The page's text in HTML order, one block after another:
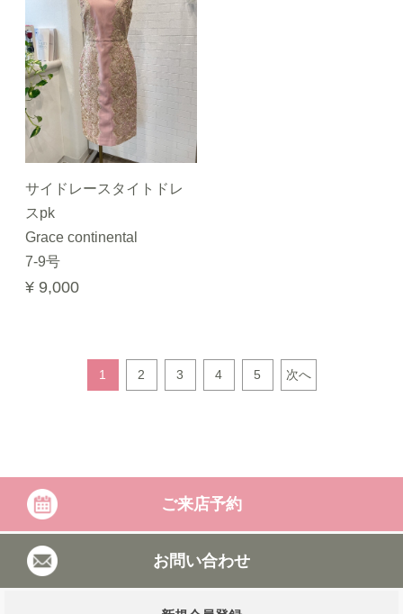
サイドレースタイトドレ
スpk
Grace continental
7-9号
¥ 9,000
1 2 3 4 5 次へ
ご来店予約
お問い合わせ